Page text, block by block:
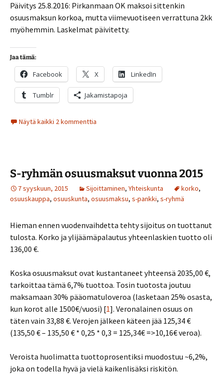
Päivitys 25.8.2016: Pirkanmaan OK maksoi sittenkin
osuusmaksun korkoa, mutta viimevuotiseen verrattuna 2kk
myöhemmin. Laskelmat päivitetty.
Jaa tämä:
Facebook X LinkedIn
Tumblr Jakamistapoja
Näytä kaikki 2 kommenttia
S-ryhmän osuusmaksut vuonna 2015
7 syyskuun, 2015 Sijoittaminen, Yhteiskunta korko,
osuuskauppa, osuuskunta, osuusmaksu, s-pankki, s-ryhmä
Hieman ennen vuodenvaihdetta tehty sijoitus on tuottanut
tulosta. Korko ja ylijäämäpalautus yhteenlaskien tuotto oli
136,00 €.
Koska osuusmaksut ovat kustantaneet yhteensä 2035,00 €,
tarkoittaa tämä 6,7% tuottoa. Tosin tuotosta joutuu
maksamaan 30% pääomatuloveroa (lasketaan 25% osasta,
kun korot alle 1500€/vuosi) [1]. Veronalainen osuus on
täten vain 33,88 €. Verojen jälkeen käteen jää 125,34 €
(135,50 € – 135,50 € * 0,25 * 0,3 = 125,34€ =>10,16€ veroa).
Veroista huolimatta tuottoprosentiksi muodostuu ~6,2%,
joka on todella hyvä ja vielä kaikenlisäksi riskitön.